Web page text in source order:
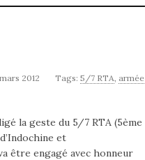
2012 Tags: 5/7 RTA, armée
la geste du 5/7 RTA (5ème
et
être engagé avec honneur